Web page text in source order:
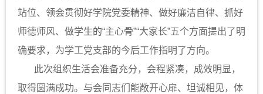
站位、领会贯彻好学院党委精神、做好廉洁自律、抓好
师德师风、做学生的“主心骨”“大家长”五个方面提出了明
确要求，为学工党支部的今后工作指明了方向。
此次组织生活会准备充分，会程紧凑，成效明显，
取得圆满成功。与会同志们能敞开心扉、坦诚相见，体